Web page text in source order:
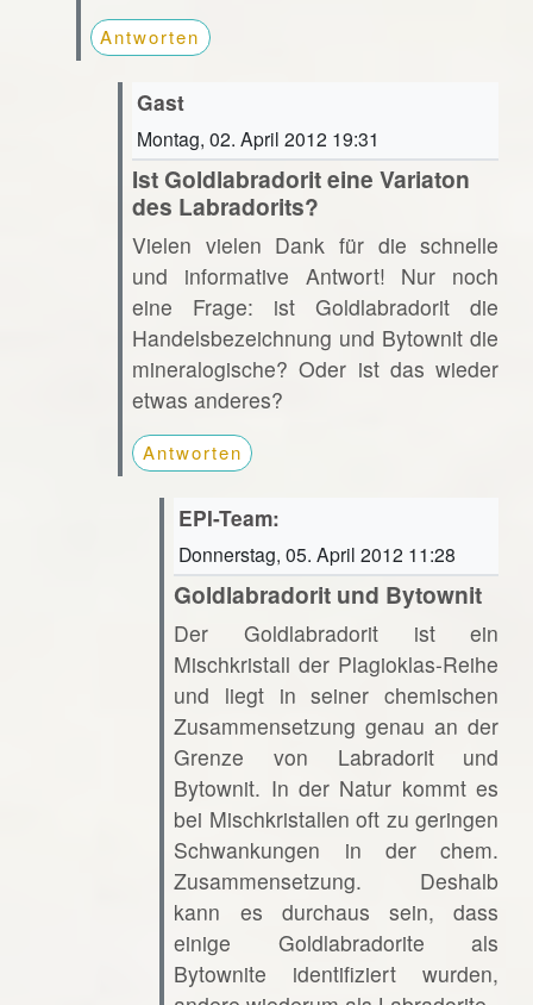
Antworten
Gast
Montag, 02. April 2012 19:31
Ist Goldlabradorit eine Variaton
des Labradorits?
Vielen vielen Dank für die schnelle
und informative Antwort! Nur noch
eine Frage: ist Goldlabradorit die
Handelsbezeichnung und Bytownit die
mineralogische? Oder ist das wieder
etwas anderes?
Antworten
EPI-Team:
Donnerstag, 05. April 2012 11:28
Goldlabradorit und Bytownit
Der Goldlabradorit ist ein
Mischkristall der Plagioklas-Reihe
und liegt in seiner chemischen
Zusammensetzung genau an der
Grenze von Labradorit und
Bytownit. In der Natur kommt es
bei Mischkristallen oft zu geringen
Schwankungen in der chem.
Zusammensetzung. Deshalb
kann es durchaus sein, dass
einige Goldlabradorite als
Bytownite identifiziert wurden,